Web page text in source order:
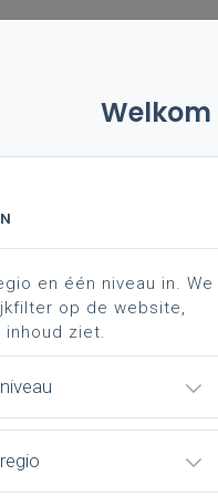
HO
Zin in leven!
Welkom
en één niveau in. We
op de website,
ziet.